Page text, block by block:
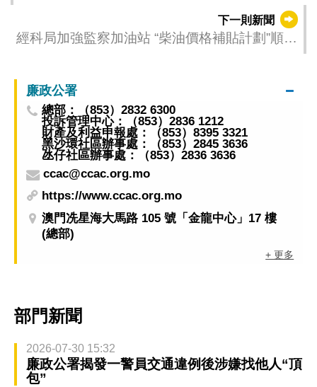
下一則新聞
經科局加強監察加油站 “柴油價格補貼計劃”順利
廉政公署
總部：（853）2832 6300
投訴管理中心：（853）2836 1212
財產及利益申報處：（853）8395 3321
黑沙環社區辦事處：（853）2845 3636
氹仔社區辦事處：（853）2836 3636
ccac@ccac.org.mo
https://www.ccac.org.mo
澳門冼星海大馬路 105 號「金龍中心」17 樓
(總部)
+ 更多
部門新聞
2026-07-30 15:32
廉政公署揭發一警員交通違例後涉嫌找他人“頂
包”